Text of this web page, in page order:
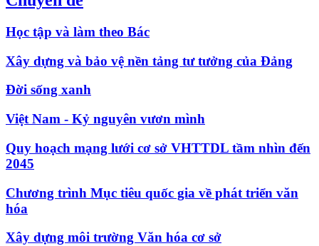
Học tập và làm theo Bác
Xây dựng và bảo vệ nền tảng tư tưởng của Đảng
Đời sống xanh
Việt Nam - Kỷ nguyên vươn mình
Quy hoạch mạng lưới cơ sở VHTTDL tầm nhìn đến
2045
Chương trình Mục tiêu quốc gia về phát triển văn
hóa
Xây dựng môi trường Văn hóa cơ sở